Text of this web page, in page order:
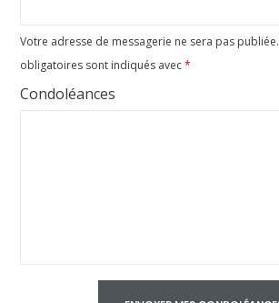
Votre adresse de messagerie ne sera pas publiée.
obligatoires sont indiqués avec*
Condoléances